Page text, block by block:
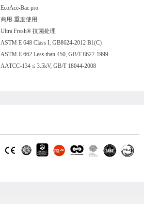
EcoAce-Bac pro
商用-重度使用
Ultra Fresh® 抗菌处理
ASTM E 648 Class I, GB8624-2012 B1(C)
ASTM E 662 Less than 450, GB/T 8627-1999
AATCC-134 ≤ 3.5kV, GB/T 18044-2008